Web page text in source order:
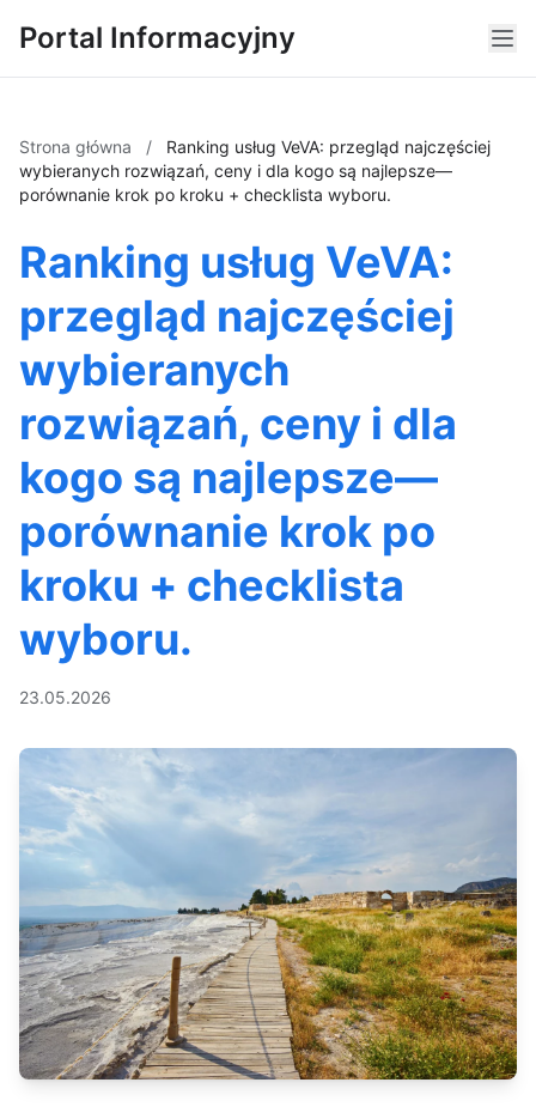
Portal Informacyjny
Strona główna /
Ranking usług VeVA: przegląd najczęściej
wybieranych rozwiązań, ceny i dla kogo są najlepsze—
porównanie krok po kroku + checklista wyboru.
Ranking usług VeVA:
przegląd najczęściej
wybieranych
rozwiązań, ceny i dla
kogo są najlepsze—
porównanie krok po
kroku + checklista
wyboru.
23.05.2026